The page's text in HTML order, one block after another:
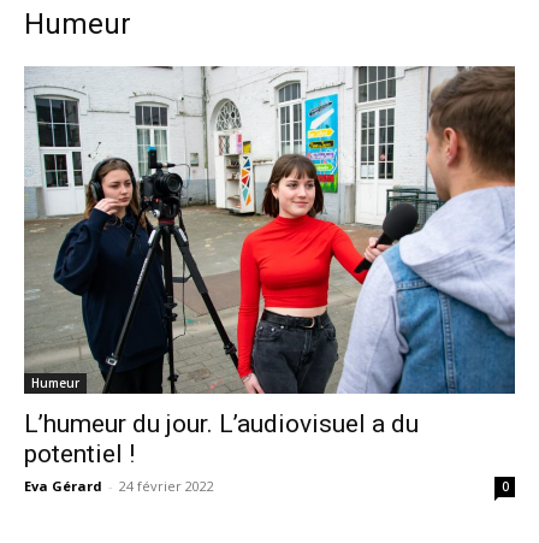
Humeur
Humeur
L’humeur du jour. L’audiovisuel a du
potentiel !
Eva Gérard - 24 février 2022 0